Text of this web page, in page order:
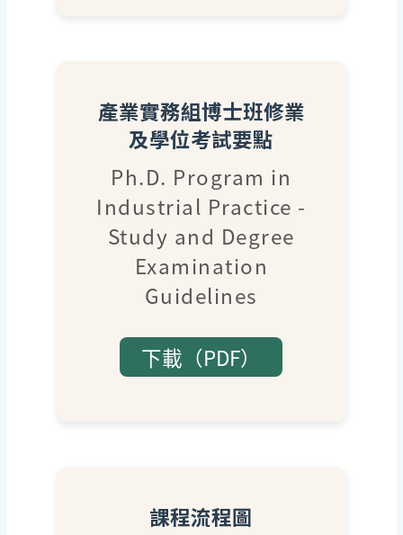
產業實務組博士班修業
及學位考試要點
Ph.D. Program in
Industrial Practice -
Study and Degree
Examination
Guidelines
下載（PDF）
課程流程圖